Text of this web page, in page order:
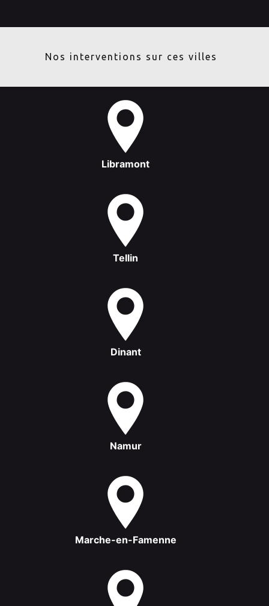
Nos interventions sur ces villes
Libramont
Tellin
Dinant
Namur
Marche-en-Famenne